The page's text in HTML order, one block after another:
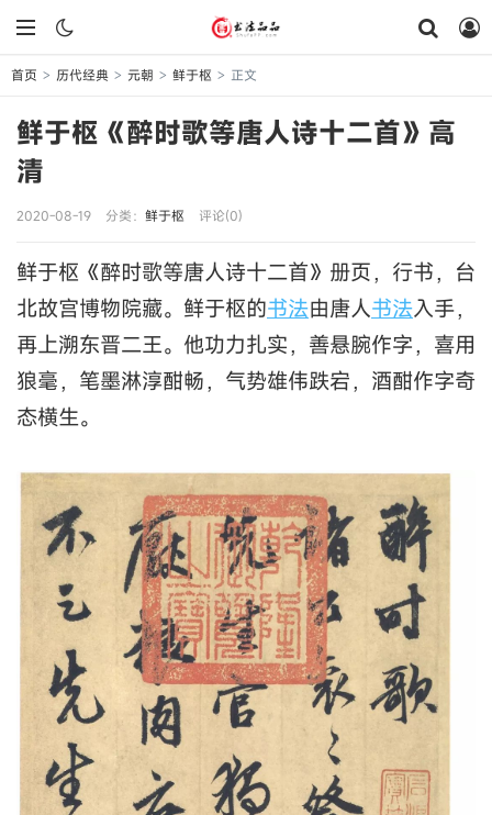
首页 > 历代经典 > 元朝 > 鲜于枢 > 正文
鲜于枢《醉时歌等唐人诗十二首》高
清
2020-08-19 分类： 鲜于枢 评论(0)
鲜于枢《醉时歌等唐人诗十二首》册页，行书，台
北故宫博物院藏。鲜于枢的书法由唐人书法入手，
再上溯东晋二王。他功力扎实，善悬腕作字，喜用
狼毫，笔墨淋淳酣畅，气势雄伟跌宕，酒酣作字奇
态横生。